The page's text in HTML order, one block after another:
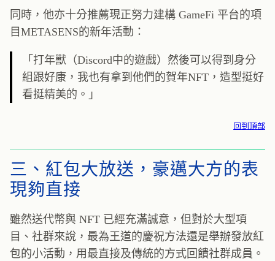
同時，他亦十分推薦現正努力建構 GameFi 平台的項
目METASENS的新年活動：
「打年獸（Discord中的遊戲）然後可以得到身分
組跟好康，我也有拿到他們的賀年NFT，造型挺好
看挺精美的。」
回到頂部
三、紅包大放送，豪邁大方的表
現夠直接
雖然送代幣與 NFT 已經充滿誠意，但對於大型項
目、社群來說，最為王道的慶祝方法還是舉辦發放紅
包的小活動，用最直接及傳統的方式回饋社群成員。